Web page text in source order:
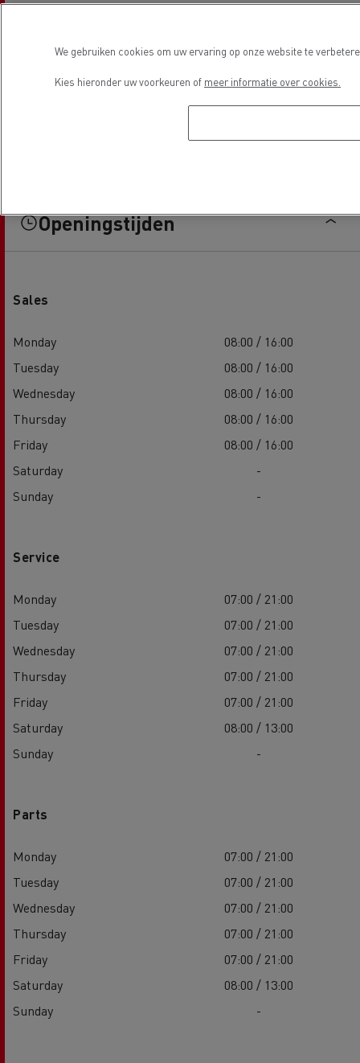
Openingstijden
Sales
Monday
08:00 / 16:00
Tuesday
08:00 / 16:00
Wednesday
08:00 / 16:00
Thursday
08:00 / 16:00
Friday
08:00 / 16:00
Saturday
-
Sunday
-
Service
Monday
07:00 / 21:00
Tuesday
07:00 / 21:00
Wednesday
07:00 / 21:00
Thursday
07:00 / 21:00
Friday
07:00 / 21:00
Saturday
08:00 / 13:00
Sunday
-
Parts
Monday
07:00 / 21:00
Tuesday
07:00 / 21:00
Wednesday
07:00 / 21:00
Thursday
07:00 / 21:00
Friday
07:00 / 21:00
Saturday
08:00 / 13:00
Sunday
-
We gebruiken cookies om uw ervaring op onze website te
Kies hieronder uw voorkeuren of meer informatie over cookies.